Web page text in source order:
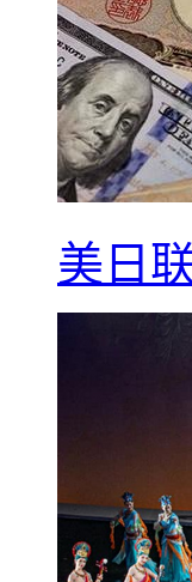
美日